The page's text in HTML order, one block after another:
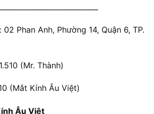
Phan Anh, Phường 14, Quận 6, TP.
(Mr. Thành)
(Mắt Kính Âu Việt)
Âu Việt